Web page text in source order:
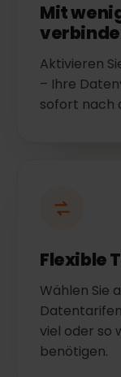
Mit
Aktivieren
– Ihre
sofort nach
Flexible
Wählen Sie
viel oder so
benötigen.